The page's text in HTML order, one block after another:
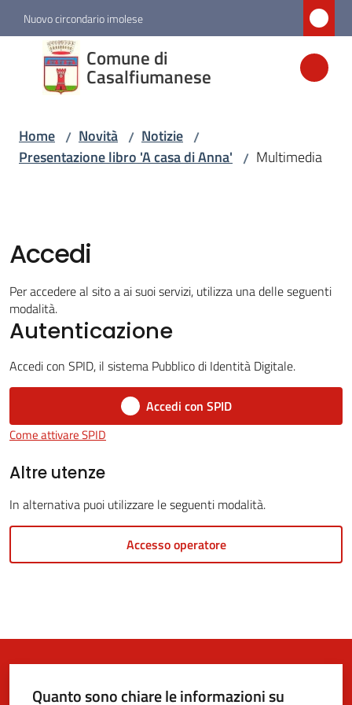
Vai al contenuto
Vai alla navigazione
Vai al footer
Nuovo circondario imolese
Comune di
Casalfiumanese
Comune di
Casalfiumanese
Amministrazione
Servizi
Vivere
Casalfiumanese
5x1000
Servizi
line
Tutti
Home / Novità / Notizie /
Presentazione libro 'A casa di Anna' / Multimedia
Accedi
Per accedere al sito a ai suoi servizi, utilizza una delle seguenti
modalità.
Autenticazione
Accedi con SPID, il sistema Pubblico di Identità Digitale.
Accedi con SPID
Come attivare SPID
Altre utenze
In alternativa puoi utilizzare le seguenti modalità.
Accesso operatore
Quanto sono chiare le informazioni su